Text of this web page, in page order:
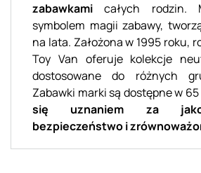
zabawkami całych rodzin.
symbolem magii zabawy,
na lata. Założona w 1995 roku,
Toy Van oferuje kolekcje
dostosowane do różnych
Zabawki marki są dostępne w
się uznaniem za
bezpieczeństwo i